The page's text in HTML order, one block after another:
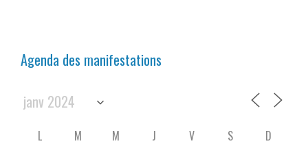
Agenda des manifestations
L M M J V S
D